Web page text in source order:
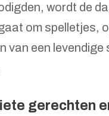
wordt de
om spelletjes,
van een
gerechten